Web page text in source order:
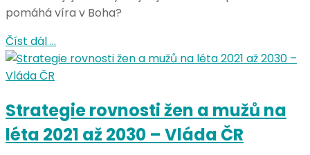
pomáhá víra v Boha?
Číst dál …
Strategie rovnosti žen a mužů na
léta 2021 až 2030 – Vláda ČR